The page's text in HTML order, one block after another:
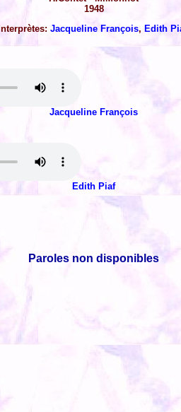
1948
Interprètes: Jacqueline François, Edith
Jacqueline François
Edith Piaf
Paroles non disponibles